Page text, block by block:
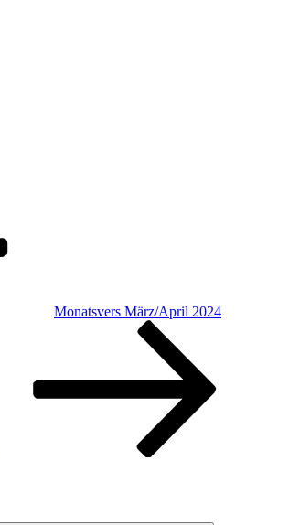
Monatsvers März/April 2024